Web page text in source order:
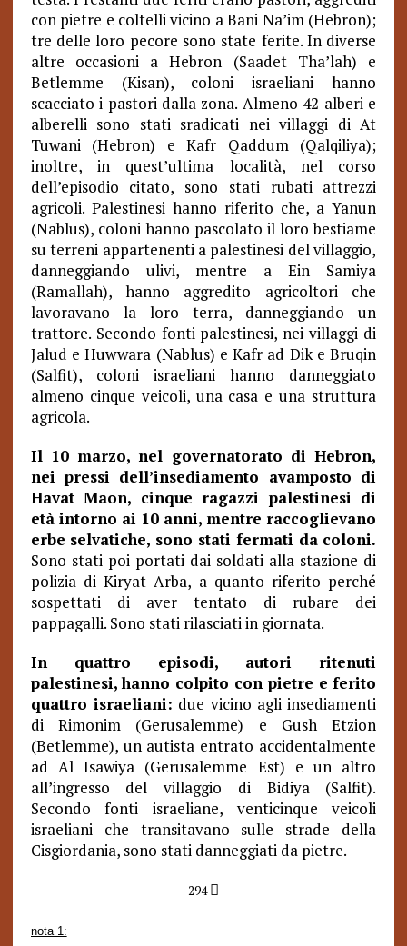
con pietre e coltelli vicino a Bani Na’im (Hebron);
tre delle loro pecore sono state ferite. In diverse
altre occasioni a Hebron (Saadet Tha’lah) e
Betlemme (Kisan), coloni israeliani hanno
scacciato i pastori dalla zona. Almeno 42 alberi e
alberelli sono stati sradicati nei villaggi di At
Tuwani (Hebron) e Kafr Qaddum (Qalqiliya);
inoltre, in quest’ultima località, nel corso
dell’episodio citato, sono stati rubati attrezzi
agricoli. Palestinesi hanno riferito che, a Yanun
(Nablus), coloni hanno pascolato il loro bestiame
su terreni appartenenti a palestinesi del villaggio,
danneggiando ulivi, mentre a Ein Samiya
(Ramallah), hanno aggredito agricoltori che
lavoravano la loro terra, danneggiando un
trattore. Secondo fonti palestinesi, nei villaggi di
Jalud e Huwwara (Nablus) e Kafr ad Dik e Bruqin
(Salfit), coloni israeliani hanno danneggiato
almeno cinque veicoli, una casa e una struttura
agricola.
Il 10 marzo, nel governatorato di Hebron,
nei pressi dell’insediamento avamposto di
Havat Maon, cinque ragazzi palestinesi di
età intorno ai 10 anni, mentre raccoglievano
erbe selvatiche, sono stati fermati da coloni.
Sono stati poi portati dai soldati alla stazione di
polizia di Kiryat Arba, a quanto riferito perché
sospettati di aver tentato di rubare dei
pappagalli. Sono stati rilasciati in giornata.
In quattro episodi, autori ritenuti
palestinesi, hanno colpito con pietre e ferito
quattro israeliani: due vicino agli insediamenti
di Rimonim (Gerusalemme) e Gush Etzion
(Betlemme), un autista entrato accidentalmente
ad Al Isawiya (Gerusalemme Est) e un altro
all’ingresso del villaggio di Bidiya (Salfit).
Secondo fonti israeliane, venticinque veicoli
israeliani che transitavano sulle strade della
Cisgiordania, sono stati danneggiati da pietre.
294
nota 1: